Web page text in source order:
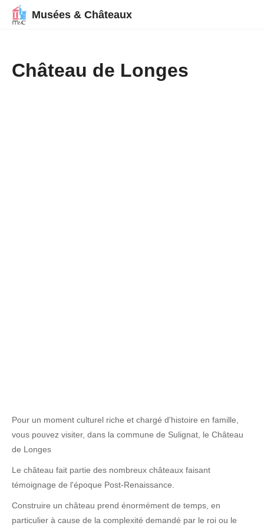
Musées & Châteaux
Château de Longes
Pour un moment culturel riche et chargé d'histoire en famille,
vous pouvez visiter, dans la commune de Sulignat, le Château
de Longes
Le château fait partie des nombreux châteaux faisant
témoignage de l'époque Post-Renaissance.
Construire un château prend énormément de temps, en
particulier à cause de la complexité demandé par le roi ou le